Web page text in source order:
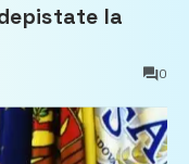
la
0